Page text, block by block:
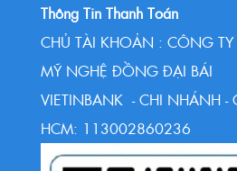
Thông Tin Thanh Toán
CHỦ TÀI KHOẢN : CÔNG TY
MỸ NGHỆ ĐỒNG ĐẠI BÁI
VIETINBANK - CHI NHÁNH -
HCM: 113002860236